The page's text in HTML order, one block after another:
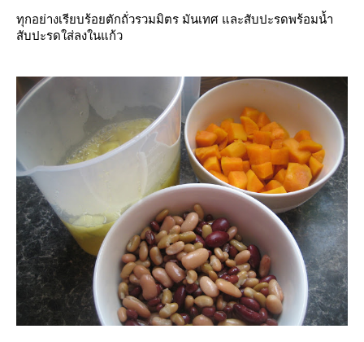
ทุกอย่างเรียบร้อยตักถั่วรวมมิตร มันเทศ และสับปะรดพร้อมน้ำ
สับปะรดใส่ลงในแก้ว